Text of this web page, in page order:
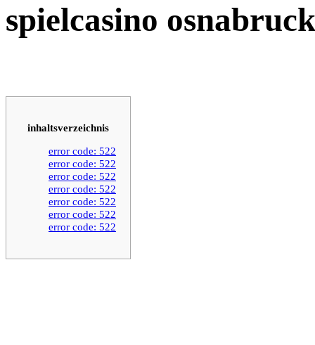
spielcasino osnabruck
inhaltsverzeichnis
error code: 522
error code: 522
error code: 522
error code: 522
error code: 522
error code: 522
error code: 522